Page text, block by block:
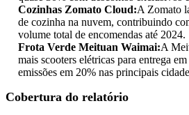
Cozinhas Zomato Cloud:A Zomato
de cozinha na nuvem, contribuindo
volume total de encomendas até 2024.
Frota Verde Meituan Waimai:A
mais scooters elétricas para entrega
emissões em 20% nas principais
Cobertura do relatório